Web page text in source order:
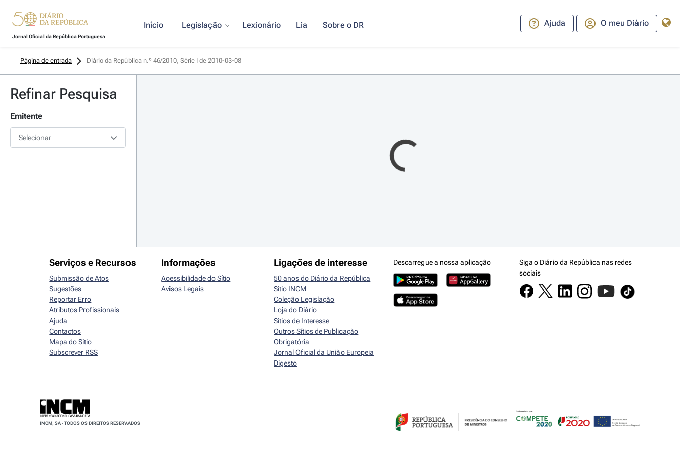
Jornal Oficial da República Portuguesa
Início Legislação Lexionário Lia Sobre o DR Ajuda O meu Diário
Página de entrada Diário da República n.º 46/2010, Série I de 2010-03-08
Refinar Pesquisa
Emitente
Selecionar
Serviços e Recursos
Submissão de Atos
Sugestões
Reportar Erro
Atributos Profissionais
Ajuda
Contactos
Mapa do Sítio
Subscrever RSS
Informações
Acessibilidade do Sítio
Avisos Legais
Ligações de interesse
50 anos do Diário da República
Sítio INCM
Coleção Legislação
Loja do Diário
Sítios de Interesse
Outros Sítios de Publicação
Obrigatória
Jornal Oficial da União Europeia
Digesto
Descarregue a nossa aplicação
Siga o Diário da República nas redes
sociais
INCM, SA - TODOS OS DIREITOS RESERVADOS